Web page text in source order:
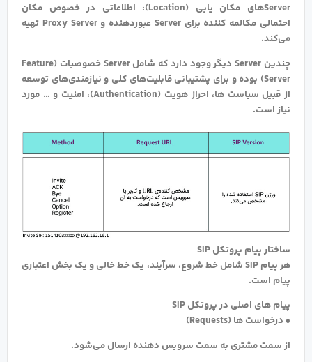
Serverهای مکان‌ یابی (Location): اطلاعاتی در خصوص مکان
احتمالی مکالمه کننده برای Server عبوردهنده و Proxy Server تهیه
می‌کند.
چندین Server دیگر وجود دارد که شامل Server خصوصیات (Feature
Server) بوده و برای پشتیبانی قابلیت‌های کلی و نیازمندی‌های توسعه
از قبیل سیاست ها، احراز هویت (Authentication)، امنیت و … مورد
نیاز است.
ساختار پیام پروتکل SIP
هر پیام SIP شامل خط شروع، سرآیند، یک خط خالی و یک بخش اعتباری
پیام است.
پیام های اصلی در پروتکل SIP
• درخواست ها (Requests)
از سمت مشتری به سمت سرویس دهنده ارسال می‌شود.